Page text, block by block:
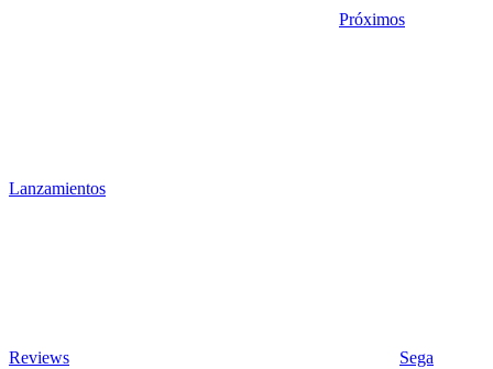
Próximos
Lanzamientos
Reviews Sega